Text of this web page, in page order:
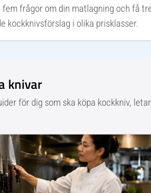
fem frågor om din matlagning och få
kockknivsförslag i olika prisklasser.
knivar
för dig som ska köpa kockkniv,